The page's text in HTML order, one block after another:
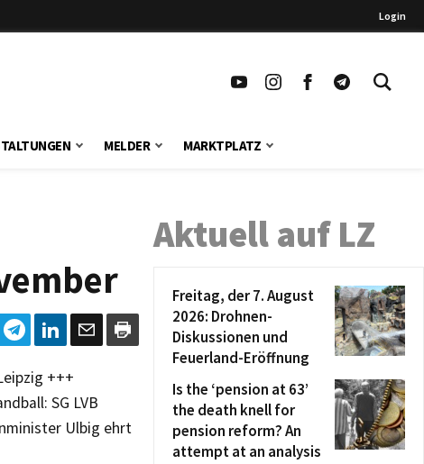
Login
MELDER MARKTPLATZ
+++
SG LVB
Ulbig ehrt
Aktuell auf LZ
Freitag, der 7. August
2026: Drohnen-
Diskussionen und
Feuerland-Eröffnung
Is the ‘pension at 63’
the death knell for
pension reform? An
attempt at an analysis